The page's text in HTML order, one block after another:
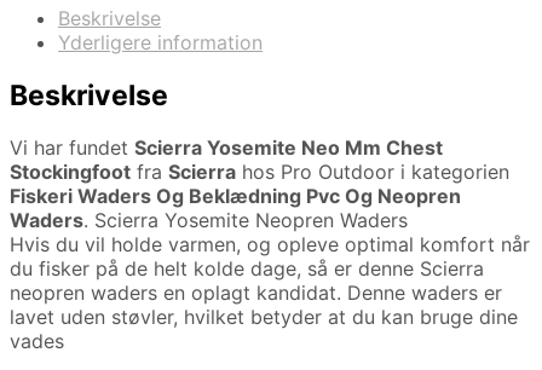
Beskrivelse
Yderligere information
Beskrivelse
Vi har fundet Scierra Yosemite Neo Mm Chest
Stockingfoot fra Scierra hos Pro Outdoor i kategorien
Fiskeri Waders Og Beklædning Pvc Og Neopren
Waders. Scierra Yosemite Neopren Waders
Hvis du vil holde varmen, og opleve optimal komfort når
du fisker på de helt kolde dage, så er denne Scierra
neopren waders en oplagt kandidat. Denne waders er
lavet uden støvler, hvilket betyder at du kan bruge dine
vades